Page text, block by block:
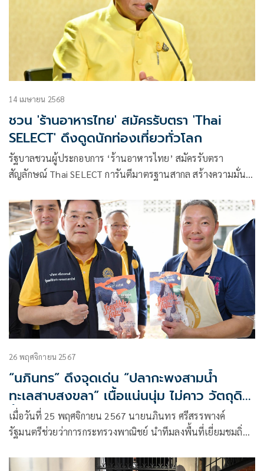
14 เมษายน 2568
ชวน 'ร้านอาหารไทย' สมัครรับตรา 'Thai
SELECT' ดึงดูดนักท่องเที่ยวทั่วโลก
รัฐบาลชวนผู้ประกอบการ ‘ร้านอาหารไทย’ สมัครรับตรา
สัญลักษณ์ Thai SELECT การันตีมาตรฐานสากล สร้างความมั่นใจ
26 พฤศจิกายน 2567
“นภินทร” ดึงจุดเด่น “ปลากะพงสามน้ำ
ทะเลสาบสงขลา” เนื้อแน่นนุ่ม ไม่คาว วัตถุดิบ
ชั้นดี GI รังสรรค์ใน ”Thai Select“ เพิ่มมูลค่า
สร้างรายได้ให้เกษตรกร
เมื่อวันที่ 25 พฤศจิกายน 2567 นายนภินทร ศรีสรรพางค์
รัฐมนตรีช่วยว่าการกระทรวงพาณิชย์ นำทีมลงพื้นที่เยี่ยมชมถิ่น
ทะเลสาบสงขลา” โดยมีเป้าหมายในการเพิ่มมูลค่าของปลา